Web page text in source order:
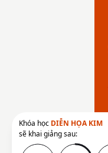
Khóa học DIỄN HỌA KIM
sẽ khai giảng sau: